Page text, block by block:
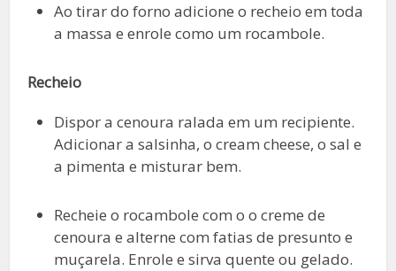
Ao tirar do forno adicione o recheio em toda
a massa e enrole como um rocambole.
Recheio
Dispor a cenoura ralada em um recipiente.
Adicionar a salsinha, o cream cheese, o sal e
a pimenta e misturar bem.
Recheie o rocambole com o o creme de
cenoura e alterne com fatias de presunto e
muçarela. Enrole e sirva quente ou gelado.